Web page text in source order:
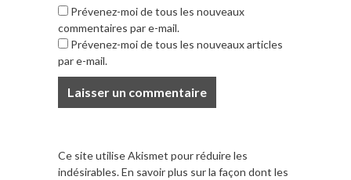
Prévenez-moi de tous les nouveaux
commentaires par e-mail.
Prévenez-moi de tous les nouveaux articles
par e-mail.
Ce site utilise Akismet pour réduire les
indésirables.En savoir plus sur la façon dont les